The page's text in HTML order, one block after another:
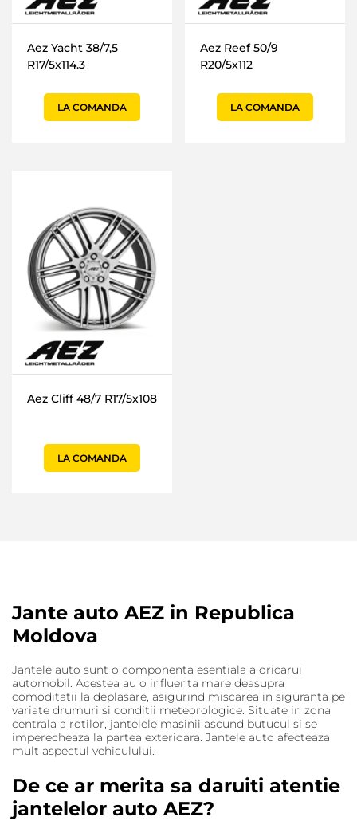
Aez Yacht 38/7,5
R17/5x114.3
LA COMANDA
Aez Reef 50/9
R20/5x112
LA COMANDA
Aez Cliff 48/7 R17/5x108
LA COMANDA
Jante auto AEZ in Republica
Moldova
Jantele auto sunt o componenta esentiala a oricarui
automobil. Acestea au o influenta mare deasupra
comoditatii la deplasare, asigurind miscarea in siguranta pe
variate drumuri si conditii meteorologice. Situate in zona
centrala a rotilor, jantelele masinii ascund butucul si se
imperecheaza la partea exterioara. Jantele auto afecteaza
mult aspectul vehiculului.
De ce ar merita sa daruiti atentie
jantelelor auto AEZ?